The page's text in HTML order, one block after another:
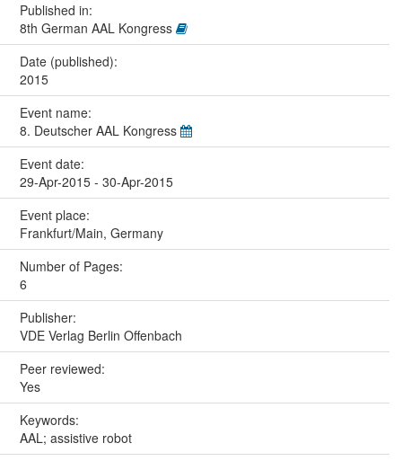
Published in:
8th German AAL Kongress
Date (published):
2015
Event name:
8. Deutscher AAL Kongress
Event date:
29-Apr-2015 - 30-Apr-2015
Event place:
Frankfurt/Main, Germany
Number of Pages:
6
Publisher:
VDE Verlag Berlin Offenbach
Peer reviewed:
Yes
Keywords:
AAL; assistive robot